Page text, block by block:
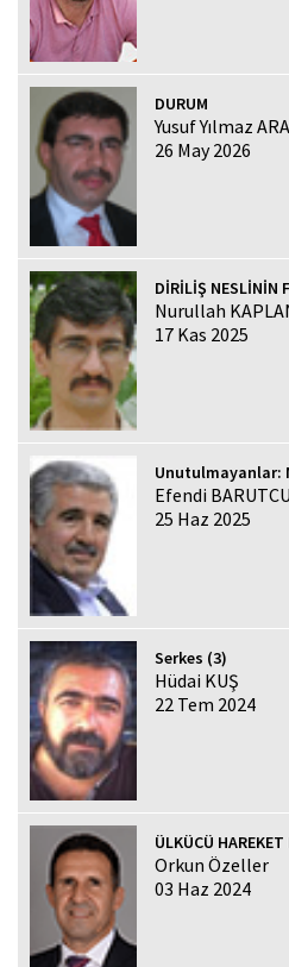
DURUM
Yusuf Yılmaz
26 May 2026
DİRİLİŞ NESLİNİN
Nurullah
17 Kas 2025
Unutulmayanlar:
Efendi BARUTCU
25 Haz 2025
Serkes (3)
Hüdai KUŞ
22 Tem 2024
ÜLKÜCÜ
Orkun Özeller
03 Haz 2024